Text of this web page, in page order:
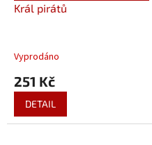
Král pirátů
Vyprodáno
251 Kč
DETAIL